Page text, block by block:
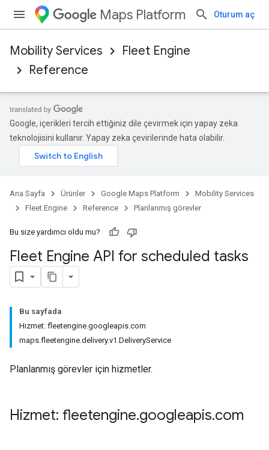
Maps Platform Oturum aç
Mobility Services
Fleet Engine
Reference
Google, içerikleri tercih ettiğiniz dile çevirmek için yapay zeka
teknolojisini kullanır. Yapay zeka çevirilerinde hata olabilir.
Ana Sayfa Ürünler Google Maps Platform
Mobility Services
Fleet Engine
Reference Planlanmış görevler
Bu size yardımcı oldu mu?
Fleet Engine API for scheduled tasks
Bu sayfada
Hizmet: fleetengine.googleapis.com
maps.fleetengine.delivery.v1.DeliveryService
Planlanmış görevler için hizmetler.
Hizmet: fleetengine.googleapis.com